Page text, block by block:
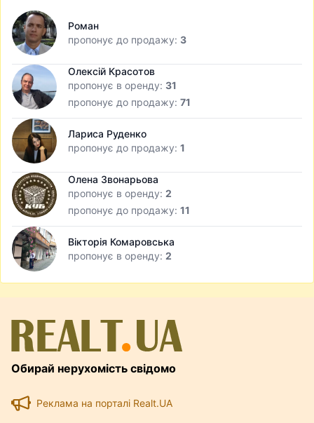
Роман
пропонує до продажу: 3
Олексій Красотов
пропонує в оренду: 31
пропонує до продажу: 71
Лариса Руденко
пропонує до продажу: 1
Олена Звонарьова
пропонує в оренду: 2
пропонує до продажу: 11
Вікторія Комаровська
пропонує в оренду: 2
Обирай нерухомість свідомо
Реклама на порталі Realt.UA